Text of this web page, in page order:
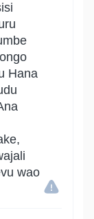
Hana
wao